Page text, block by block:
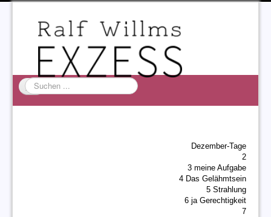
Suchen
...
Dezember-Tage
2
3 meine Aufgabe
4 Das Gelähmtsein
5 Strahlung
6 ja Gerechtigkeit
7